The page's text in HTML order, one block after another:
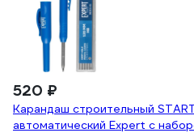
520 ₽
Карандаш строительный
автоматический Expert с